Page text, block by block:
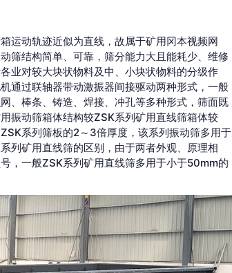
运动轨迹近似为直线，故属于矿用冈本视频网
构简单、可靠，筛分能力大且能耗少、维修
各行各业对较大块状物料及中、小块状物料的分级作
通过联轴器带动激振器间接驱动两种形式，一般
棒条、铸造、焊接、冲孔等多种形式，筛面既
用振动筛箱体结构较ZSK系列矿用直线筛箱体较
为ZSK系列筛板的2～3倍厚度，该系列振动筛多用于
矿用直线筛的区别，由于两者外观、原理相
，一般ZSK系列矿用直线筛多用于小于50mm的